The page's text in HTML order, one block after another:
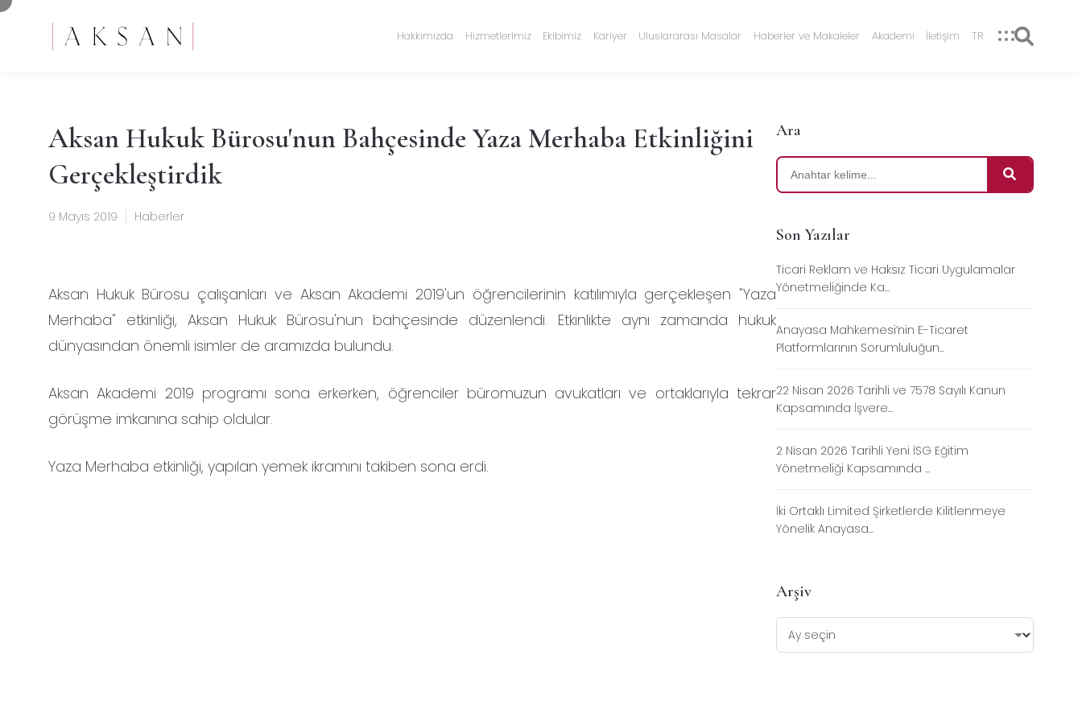
Hakkımızda Hizmetlerimiz Ekibimiz Kariyer Uluslararası Masalar Haberler ve Makaleler Akademi İletişim TR
Aksan Hukuk Bürosu'nun Bahçesinde Yaza Merhaba Etkinliğini
Gerçekleştirdik
9 Mayıs 2019 Haberler
Aksan Hukuk Bürosu çalışanları ve Aksan Akademi 2019'un öğrencilerinin katılımıyla gerçekleşen "Yaza
Merhaba" etkinliği, Aksan Hukuk Bürosu'nun bahçesinde düzenlendi. Etkinlikte aynı zamanda hukuk
dünyasından önemli isimler de aramızda bulundu.
Aksan Akademi 2019 programı sona erkerken, öğrenciler büromuzun avukatları ve ortaklarıyla tekrar
görüşme imkanına sahip oldular.
Yaza Merhaba etkinliği, yapılan yemek ikramını takiben sona erdi.
Ara
Son Yazılar
Ticari Reklam ve Haksız Ticari Uygulamalar
Yönetmeliğinde Ka...
Anayasa Mahkemesi’nin E-Ticaret
Platformlarının Sorumluluğun...
22 Nisan 2026 Tarihli ve 7578 Sayılı Kanun
Kapsamında İşvere...
2 Nisan 2026 Tarihli Yeni İSG Eğitim
Yönetmeliği Kapsamında ...
İki Ortaklı Limited Şirketlerde Kilitlenmeye
Yönelik Anayasa...
Arşiv